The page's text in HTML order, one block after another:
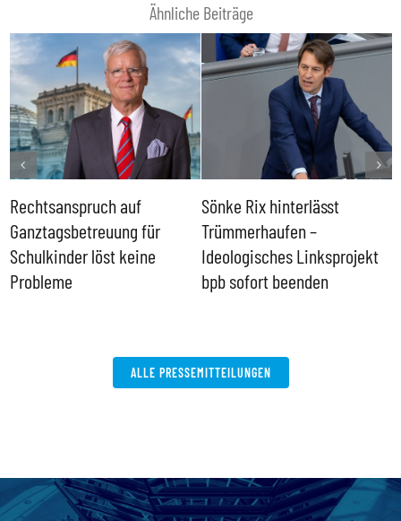
Ähnliche Beiträge
Rechtsanspruch auf
Ganztagsbetreuung für
Schulkinder löst keine
Probleme
Sönke Rix hinterlässt
Trümmerhaufen –
Ideologisches Linksprojekt
bpb sofort beenden
ALLE PRESSEMITTEILUNGEN